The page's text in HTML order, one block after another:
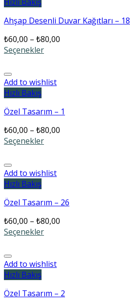
Ahşap Desenli Duvar Kağıtları – 18
₺60,00 – ₺80,00
Seçenekler
Add to wishlist
Hızlı Bakış
Özel Tasarım – 1
₺60,00 – ₺80,00
Seçenekler
Add to wishlist
Hızlı Bakış
Özel Tasarım – 26
₺60,00 – ₺80,00
Seçenekler
Add to wishlist
Hızlı Bakış
Özel Tasarım – 2